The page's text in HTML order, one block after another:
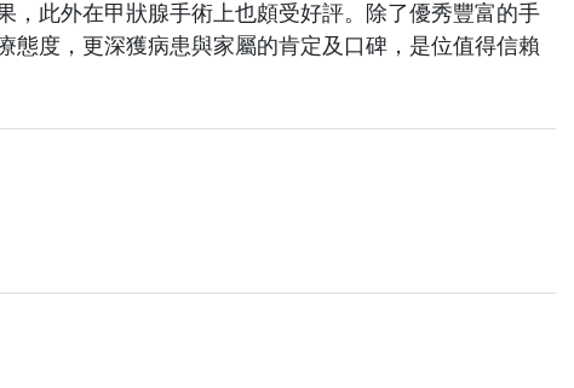
，此外在甲狀腺手術上也頗受好評。除了優秀豐富的手
度，更深獲病患與家屬的肯定及口碑，是位值得信賴